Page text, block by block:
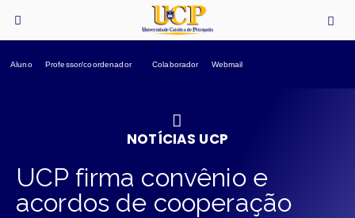
Aluno Professor/coordenador Colaborador Webmail
NOTÍCIAS UCP
UCP firma convênio e
acordos de cooperação